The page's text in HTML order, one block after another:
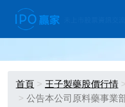
首頁 王子製藥股價行情
公告本公司原料藥事業